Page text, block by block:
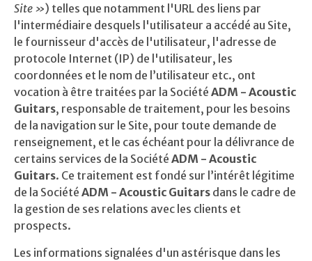
Site ») telles que notamment l'URL des liens par
l'intermédiaire desquels l'utilisateur a accédé au Site,
le fournisseur d'accès de l'utilisateur, l'adresse de
protocole Internet (IP) de l'utilisateur, les
coordonnées et le nom de l’utilisateur etc., ont
vocation à être traitées par la Société ADM - Acoustic
Guitars, responsable de traitement, pour les besoins
de la navigation sur le Site, pour toute demande de
renseignement, et le cas échéant pour la délivrance de
certains services de la Société ADM - Acoustic
Guitars. Ce traitement est fondé sur l’intérêt légitime
de la Société ADM - Acoustic Guitars dans le cadre de
la gestion de ses relations avec les clients et
prospects.
Les informations signalées d'un astérisque dans les